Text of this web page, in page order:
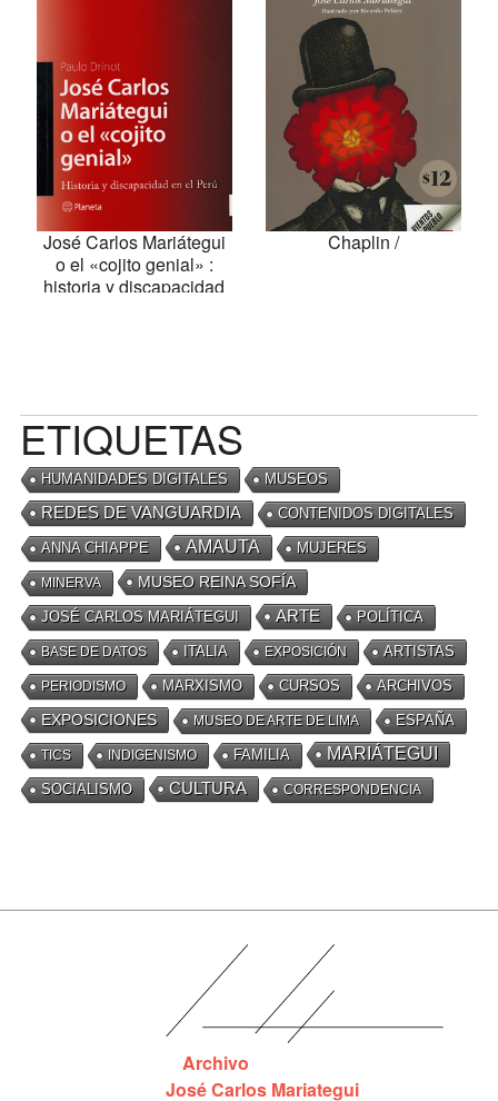
José Carlos Mariátegui
o el «cojito genial» :
historia y discapacidad
Chaplin /
ETIQUETAS
HUMANIDADES DIGITALES MUSEOS
REDES DE VANGUARDIA CONTENIDOS DIGITALES
ANNA CHIAPPE AMAUTA MUJERES
MINERVA MUSEO REINA SOFÍA
JOSÉ CARLOS MARIÁTEGUI ARTE POLÍTICA
BASE DE DATOS ITALIA EXPOSICIÓN ARTISTAS
PERIODISMO MARXISMO CURSOS ARCHIVOS
EXPOSICIONES MUSEO DE ARTE DE LIMA ESPAÑA
TICS INDIGENISMO FAMILIA MARIÁTEGUI
SOCIALISMO CULTURA CORRESPONDENCIA
Archivo
José Carlos Mariategui